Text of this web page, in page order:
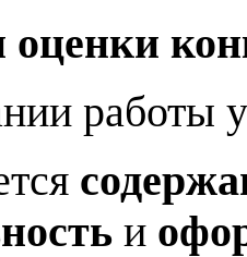
работы
и